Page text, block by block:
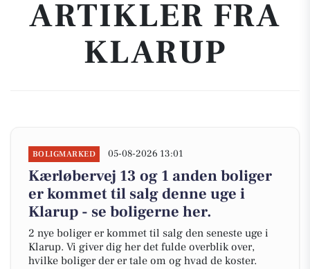
ARTIKLER FRA
KLARUP
BOLIGMARKED 05-08-2026 13:01
Kærløbervej 13 og 1 anden boliger
er kommet til salg denne uge i
Klarup - se boligerne her.
2 nye boliger er kommet til salg den seneste uge i
Klarup. Vi giver dig her det fulde overblik over,
hvilke boliger der er tale om og hvad de koster.